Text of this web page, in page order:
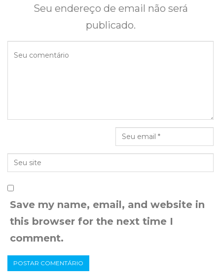
Seu endereço de email não será
publicado.
Save my name, email, and website in
this browser for the next time I
comment.